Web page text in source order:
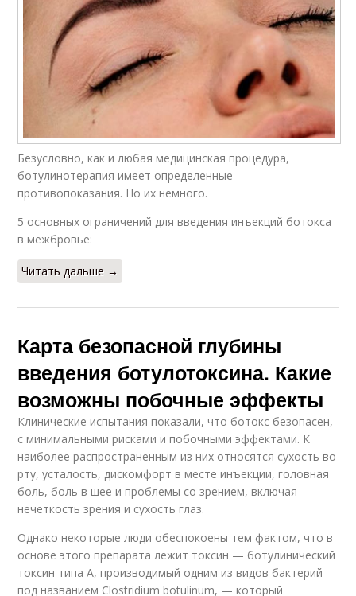
Безусловно, как и любая медицинская процедура,
ботулинотерапия имеет определенные
противопоказания. Но их немного.
5 основных ограничений для введения инъекций ботокса
в межбровье:
Читать дальше →
Карта безопасной глубины
введения ботулотоксина. Какие
возможны побочные эффекты
Клинические испытания показали, что ботокс безопасен,
с минимальными рисками и побочными эффектами. К
наиболее распространенным из них относятся сухость во
рту, усталость, дискомфорт в месте инъекции, головная
боль, боль в шее и проблемы со зрением, включая
нечеткость зрения и сухость глаз.
Однако некоторые люди обеспокоены тем фактом, что в
основе этого препарата лежит токсин — ботулинический
токсин типа А, производимый одним из видов бактерий
под названием Clostridium botulinum, — который